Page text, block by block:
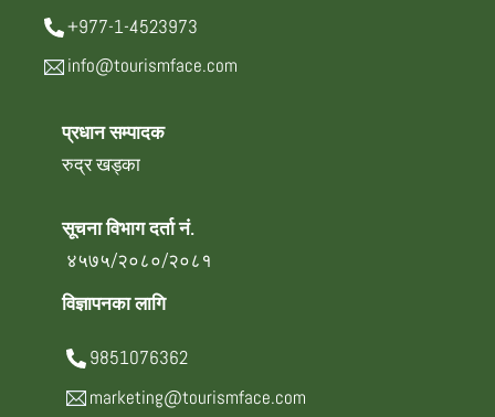
+977-1-4523973
info@tourismface.com
प्रधान सम्पादक
रुद्र खड्का
सूचना विभाग दर्ता नं.
४५७५/२०८०/२०८१
विज्ञापनका लागि
9851076362
marketing@tourismface.com